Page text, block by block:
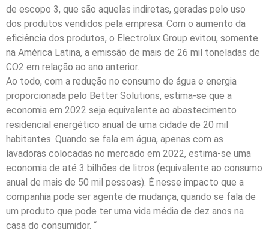
de escopo 3, que são aquelas indiretas, geradas pelo uso
dos produtos vendidos pela empresa. Com o aumento da
eficiência dos produtos, o Electrolux Group evitou, somente
na América Latina, a emissão de mais de 26 mil toneladas de
CO2 em relação ao ano anterior.
Ao todo, com a redução no consumo de água e energia
proporcionada pelo Better Solutions, estima-se que a
economia em 2022 seja equivalente ao abastecimento
residencial energético anual de uma cidade de 20 mil
habitantes. Quando se fala em água, apenas com as
lavadoras colocadas no mercado em 2022, estima-se uma
economia de até 3 bilhões de litros (equivalente ao consumo
anual de mais de 50 mil pessoas). É nesse impacto que a
companhia pode ser agente de mudança, quando se fala de
um produto que pode ter uma vida média de dez anos na
casa do consumidor. “